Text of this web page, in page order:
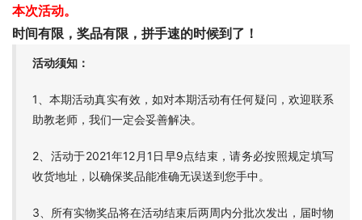
本次活动。
时间有限，奖品有限，拼手速的时候到了！
活动须知：
1、本期活动真实有效，如对本期活动有任何疑问，欢迎联系
助教老师，我们一定会妥善解决。
2、活动于2021年12月1日早9点结束，请务必按照规定填写
收货地址，以确保奖品能准确无误送到您手中。
3、所有实物奖品将在活动结束后两周内分批次发出，届时物